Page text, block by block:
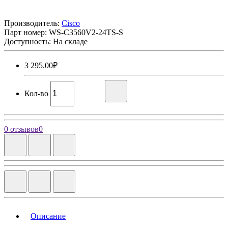
Производитель: Cisco
Парт номер: WS-C3560V2-24TS-S
Доступность: На складе
3 295.00₽
Кол-во
0 отзывов0
Описание